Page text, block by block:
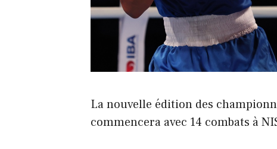
La nouvelle édition des
commencera avec 14 combats à